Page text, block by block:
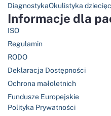
DiagnostykaOkulistyka
Informacje dla
ISO
Regulamin
RODO
Deklaracja Dostępności
Ochrona małoletnich
Fundusze Europejskie
Polityka Prywatności